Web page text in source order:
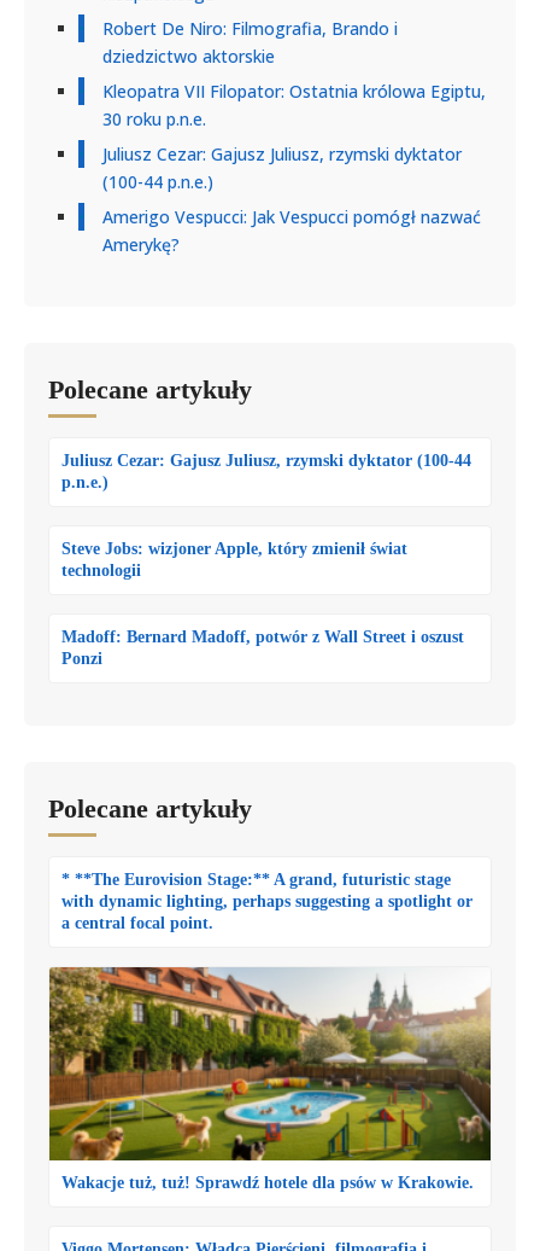
Robert De Niro: Filmografia, Brando i
dziedzictwo aktorskie
Kleopatra VII Filopator: Ostatnia królowa Egiptu,
30 roku p.n.e.
Juliusz Cezar: Gajusz Juliusz, rzymski dyktator
(100-44 p.n.e.)
Amerigo Vespucci: Jak Vespucci pomógł nazwać
Amerykę?
Polecane artykuły
Juliusz Cezar: Gajusz Juliusz, rzymski dyktator (100-44
p.n.e.)
Steve Jobs: wizjoner Apple, który zmienił świat
technologii
Madoff: Bernard Madoff, potwór z Wall Street i oszust
Ponzi
Polecane artykuły
* **The Eurovision Stage:** A grand, futuristic stage
with dynamic lighting, perhaps suggesting a spotlight or
a central focal point.
Wakacje tuż, tuż! Sprawdź hotele dla psów w Krakowie.